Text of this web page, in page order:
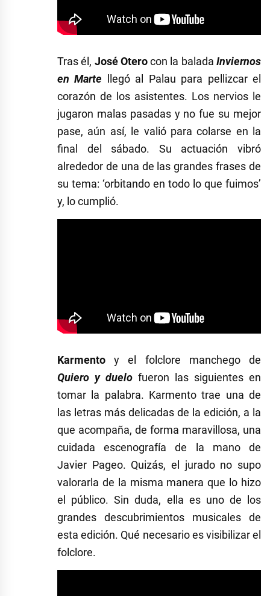
Tras él, José Oterocon la baladaInviernos
en Marte
llegó al Palau para pellizcar el
corazón de los asistentes. Los nervios le
jugaron malas pasadas y no fue su mejor
pase, aún así, le valió para colarse en la
final del sábado. Su actuación vibró
alrededor de una de las grandes frases de
su tema: ‘orbitando en todo lo que fuimos’
y, lo cumplió.
Karmentoy el folclore manchego de
Quiero y duelo fueron las siguientes en
tomar la palabra. Karmento trae una de
las letras más delicadas de la edición, a la
que acompaña, de forma maravillosa, una
cuidada escenografía de la mano de
Javier Pageo. Quizás, el jurado no supo
valorarla de la misma manera que lo hizo
el público. Sin duda, ella es uno de los
grandes descubrimientos musicales de
esta edición. Qué necesario es visibilizar el
folclore.